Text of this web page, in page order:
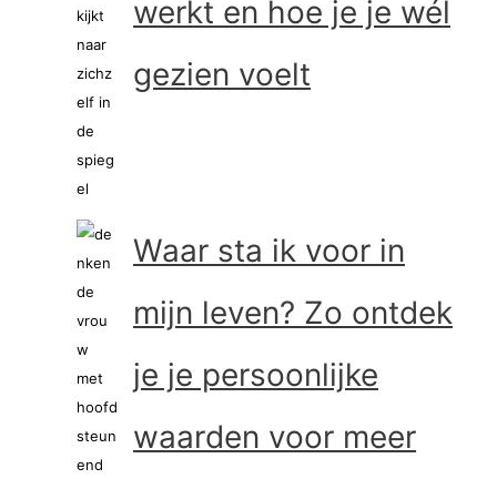
werkt en hoe je je wél
gezien voelt
Waar sta ik voor in
mijn leven? Zo ontdek
je je persoonlijke
waarden voor meer